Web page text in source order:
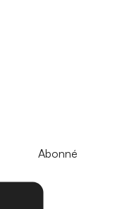
Abonné